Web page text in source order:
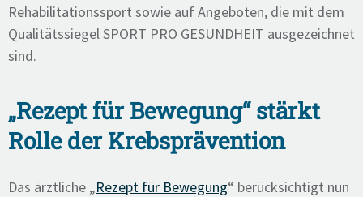
Rehabilitationssport sowie auf Angeboten, die mit dem
Qualitätssiegel SPORT PRO GESUNDHEIT ausgezeichnet
sind.
„Rezept für Bewegung“ stärkt
Rolle der Krebsprävention
Das ärztliche „Rezept für Bewegung“ berücksichtigt nun